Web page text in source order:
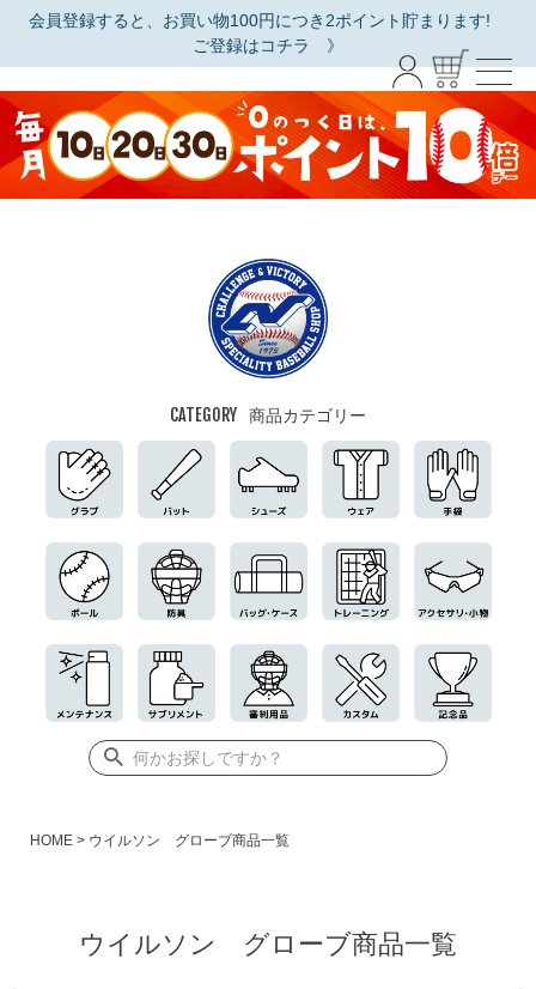
会員登録すると、お買い物100円につき2ポイント貯まります!
ご登録はコチラ 》
CATEGORY 商品カテゴリー
HOME ウイルソン グローブ商品一覧
ウイルソン グローブ商品一覧